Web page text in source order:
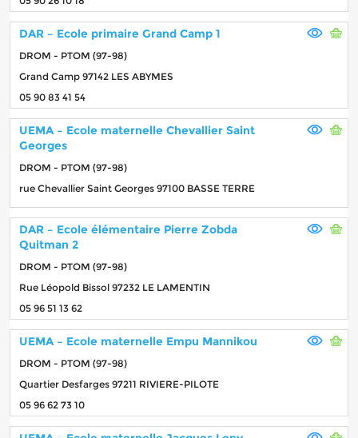
DAR – Ecole primaire Grand Camp 1
DROM - PTOM (97-98)
Grand Camp 97142 LES ABYMES
05 90 83 41 54
UEMA – Ecole maternelle Chevallier Saint
Georges
DROM - PTOM (97-98)
rue Chevallier Saint Georges 97100 BASSE TERRE
DAR – Ecole élémentaire Pierre Zobda
Quitman 2
DROM - PTOM (97-98)
Rue Léopold Bissol 97232 LE LAMENTIN
05 96 51 13 62
UEMA – Ecole maternelle Empu Mannikou
DROM - PTOM (97-98)
Quartier Desfarges 97211 RIVIERE-PILOTE
05 96 62 73 10